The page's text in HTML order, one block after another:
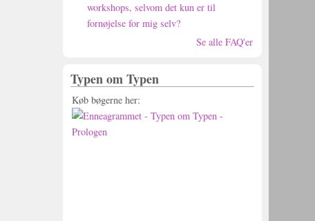
workshops, selvom det kun er til
fornøjelse for mig selv?
Se alle FAQ'er
Typen om Typen
Køb bøgerne her: